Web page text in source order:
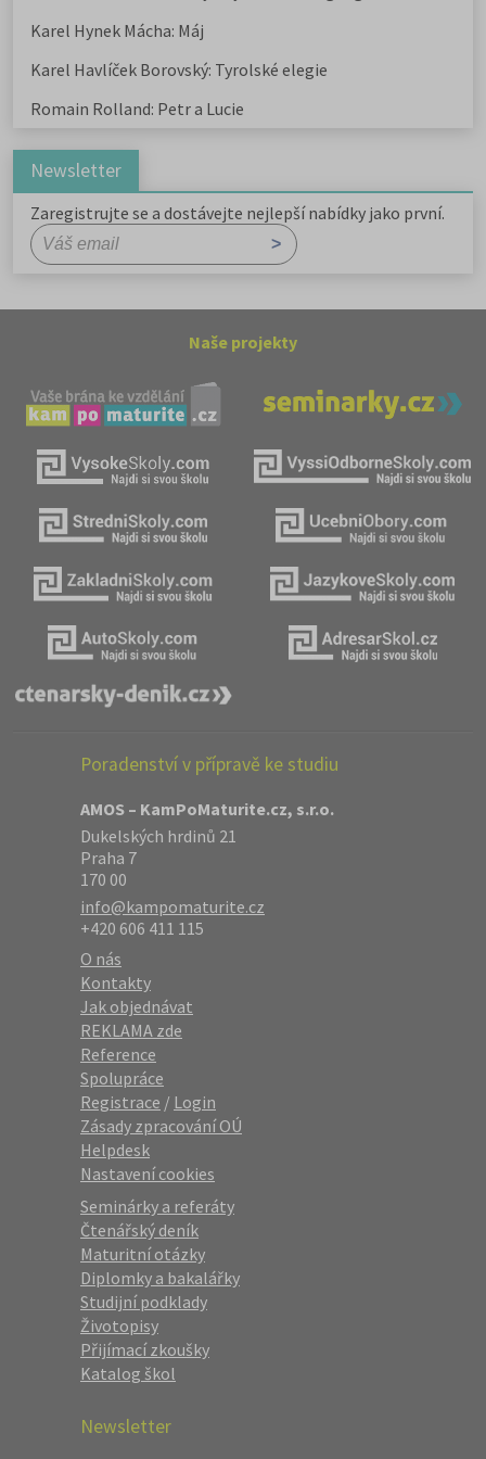
Karel Hynek Mácha: Máj
Karel Havlíček Borovský: Tyrolské elegie
Romain Rolland: Petr a Lucie
Newsletter
Zaregistrujte se a dostávejte nejlepší nabídky jako první.
Naše projekty
Poradenství v přípravě ke studiu
AMOS – KamPoMaturite.cz, s.r.o.
Dukelských hrdinů 21
Praha 7
170 00
info@kampomaturite.cz
+420 606 411 115
O nás
Kontakty
Jak objednávat
REKLAMA zde
Reference
Spolupráce
Registrace / Login
Zásady zpracování OÚ
Helpdesk
Nastavení cookies
Seminárky a referáty
Čtenářský deník
Maturitní otázky
Diplomky a bakalářky
Studijní podklady
Životopisy
Přijímací zkoušky
Katalog škol
Newsletter